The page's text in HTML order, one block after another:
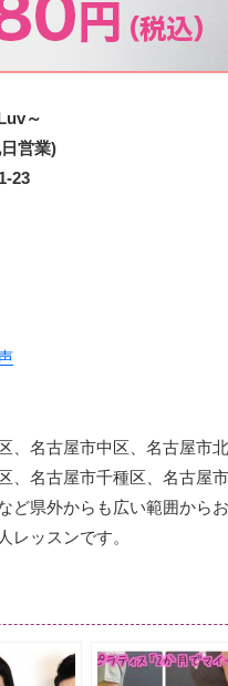
～
営業)
23
、名古屋市中区、名古屋市
、名古屋市千種区、名古屋
ど県外からも広い範囲から
レッスンです。